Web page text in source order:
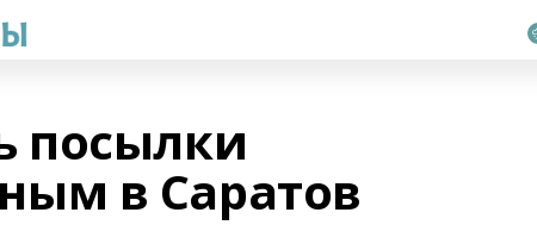
посылки
в Саратов